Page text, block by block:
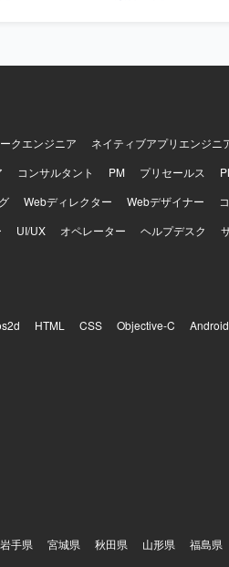
クエンジニア ネイティブアプリエンジニ
コンサルタント PM プリセールス
Webディレクター Webデザイナー
UI/UX オペレーター ヘルプデスク
HTML CSS Objective-C Android
岩手県 宮城県 秋田県 山形県 福島県